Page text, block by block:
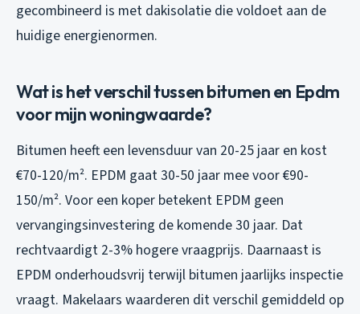
gecombineerd is met dakisolatie die voldoet aan de
huidige energienormen.
Wat is het verschil tussen bitumen en Epdm
voor mijn woningwaarde?
Bitumen heeft een levensduur van 20-25 jaar en kost
€70-120/m². EPDM gaat 30-50 jaar mee voor €90-
150/m². Voor een koper betekent EPDM geen
vervangingsinvestering de komende 30 jaar. Dat
rechtvaardigt 2-3% hogere vraagprijs. Daarnaast is
EPDM onderhoudsvrij terwijl bitumen jaarlijks inspectie
vraagt. Makelaars waarderen dit verschil gemiddeld op